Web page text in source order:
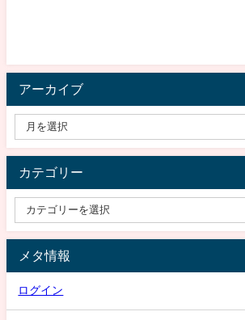
アーカイブ
カテゴリー
メタ情報
ログイン